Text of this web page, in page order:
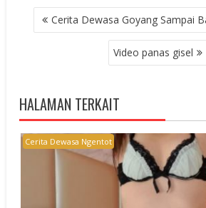
POST
NAVIGATION
Cerita Dewasa Goyang Sampai
Video panas gisel
HALAMAN TERKAIT
Cerita Dewasa Ngentot